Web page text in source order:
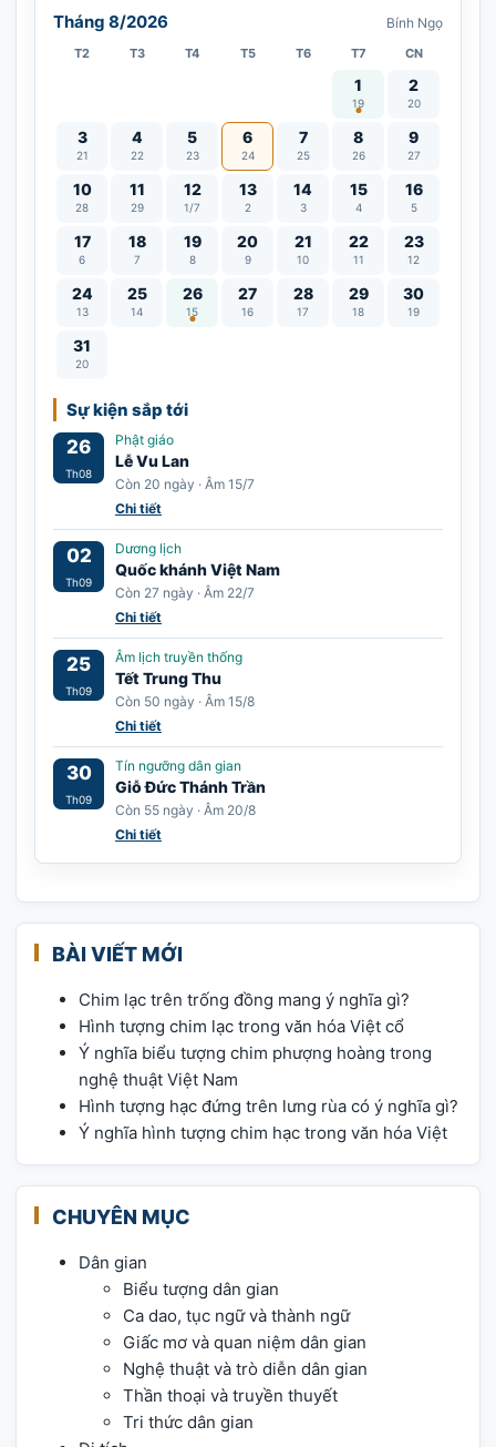
Tháng 8/2026 Bính Ngọ
T2 T3 T4 T5 T6 T7 CN
1
19
Vía Quán Thế Âm
2
20
3
21
4
22
5
23
6
24
7
25
8
26
9
27
10
28
11
29
12
1/7
13
2
14
3
15
4
16
5
17
6
18
7
19
8
20
9
21
10
22
11
23
12
24
13
25
14
26
15
Lễ Vu Lan 27
16
28
17
29
18
30
19
31
20
Sự kiện sắp tới
26
Th08
Phật giáo
Lễ Vu Lan
Còn 20 ngày · Âm 15/7
Chi tiết
02
Th09
Dương lịch
Quốc khánh Việt Nam
Còn 27 ngày · Âm 22/7
Chi tiết
25
Th09
Âm lịch truyền thống
Tết Trung Thu
Còn 50 ngày · Âm 15/8
Chi tiết
30
Th09
Tín ngưỡng dân gian
Giỗ Đức Thánh Trần
Còn 55 ngày · Âm 20/8
Chi tiết
BÀI VIẾT MỚI
Chim lạc trên trống đồng mang ý nghĩa gì?
Hình tượng chim lạc trong văn hóa Việt cổ
Ý nghĩa biểu tượng chim phượng hoàng trong
nghệ thuật Việt Nam
Hình tượng hạc đứng trên lưng rùa có ý nghĩa gì?
Ý nghĩa hình tượng chim hạc trong văn hóa Việt
CHUYÊN MỤC
Dân gian
Biểu tượng dân gian
Ca dao, tục ngữ và thành ngữ
Giấc mơ và quan niệm dân gian
Nghệ thuật và trò diễn dân gian
Thần thoại và truyền thuyết
Tri thức dân gian